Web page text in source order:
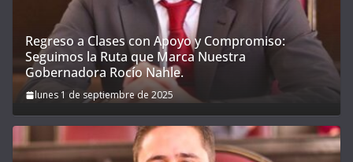
Regreso a Clases con Apoyo y Compromiso:
Seguimos la Ruta que Marca Nuestra
Gobernadora Rocío Nahle.
lunes 1 de septiembre de 2025